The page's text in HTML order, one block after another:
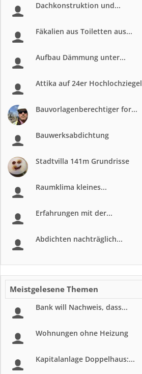
Dachkonstruktion und...
Fäkalien aus Toiletten aus...
Aufbau Dämmung unter...
Attika auf 24er Hochlochziegel
Bauvorlagenberechtiger for...
Bauwerksabdichtung
Stadtvilla 141m Grundrisse
Raumklima kleines...
Erfahrungen mit der...
Abdichten nachträglich...
Meistgelesene Themen
Bank will Nachweis, dass...
Wohnungen ohne Heizung
Kapitalanlage Doppelhaus:...